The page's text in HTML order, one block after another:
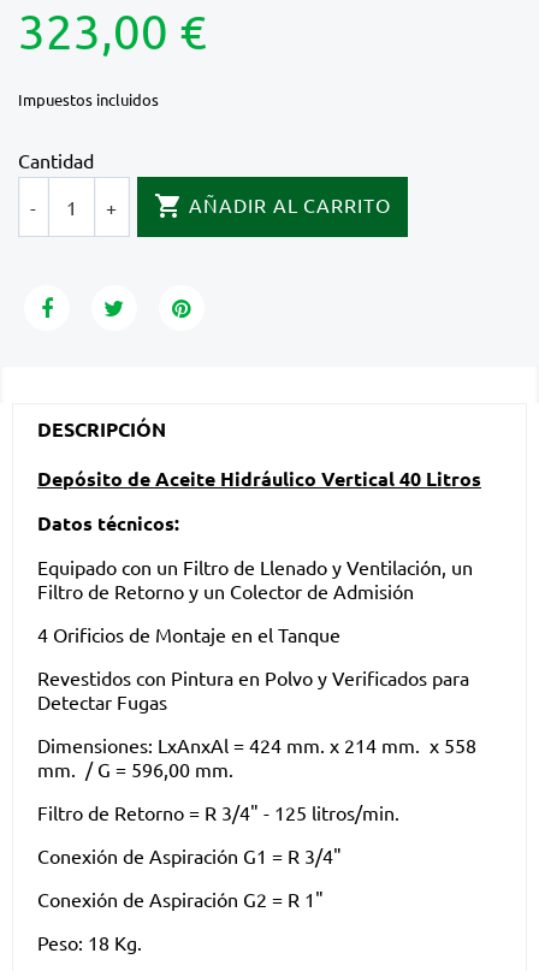
323,00 €
Impuestos incluidos
Cantidad
-
+  AÑADIR AL CARRITO
DESCRIPCIÓN
Depósito de Aceite Hidráulico Vertical 40 Litros
Datos técnicos:
Equipado con un Filtro de Llenado y Ventilación, un
Filtro de Retorno y un Colector de Admisión
4 Orificios de Montaje en el Tanque
Revestidos con Pintura en Polvo y Verificados para
Detectar Fugas
Dimensiones: LxAnxAl = 424 mm. x 214 mm. x 558
mm. / G = 596,00 mm.
Filtro de Retorno = R 3/4" - 125 litros/min.
Conexión de Aspiración G1 = R 3/4"
Conexión de Aspiración G2 = R 1"
Peso: 18 Kg.